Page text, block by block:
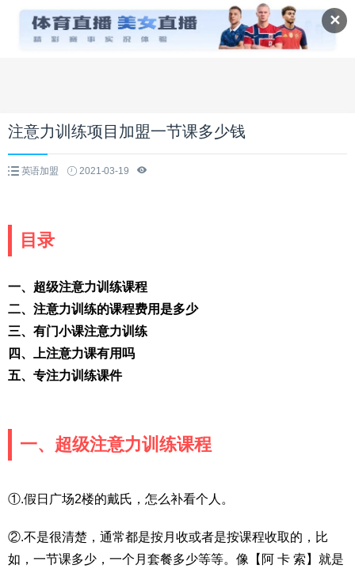
✕
注意力训练项目加盟一节课多少钱
英语加盟 2021-03-19
目录
一、超级注意力训练课程
二、注意力训练的课程费用是多少
三、有门小课注意力训练
四、上注意力课有用吗
五、专注力训练课件
一、超级注意力训练课程
①.假日广场2楼的戴氏，怎么补看个人。
②.不是很清楚，通常都是按月收或者是按课程收取的，比
如，一节课多少，一个月套餐多少等等。像【阿 卡 索】就是